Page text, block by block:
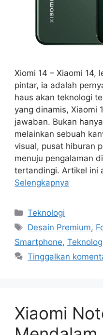
Xiomi 14 – Xiaomi 14,
pintar, ia adalah
haus akan teknologi
yang dinamis, Xiaomi
jawaban. Bukan
melainkan sebuah
visual, pusat hiburan
menuju pengalaman
tertandingi. Artikel ini
Selengkapnya
Kategori
Teknologi
Tag
Desain Premium,
Smartphone,
Tinggalkan
Xiaomi